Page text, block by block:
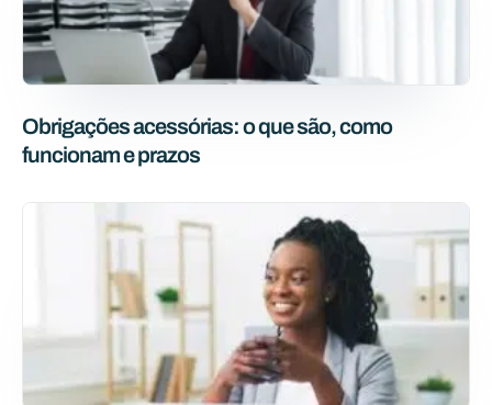
Obrigações acessórias: o que são, como
funcionam e prazos